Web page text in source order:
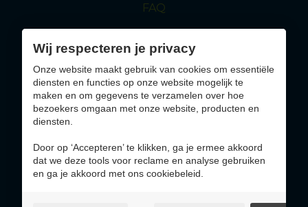
FAQ
maasmechelen.be
visitmaasmechelen.be
Solliciteer nu
passen?
Inschrijven
Wij respecteren je privacy
Onze website maakt gebruik van cookies om essentiële
diensten en functies op onze website mogelijk te
maken en om gegevens te verzamelen over hoe
bezoekers omgaan met onze website, producten en
diensten.
Door op ‘Accepteren’ te klikken, ga je ermee akkoord
dat we deze tools voor reclame en analyse gebruiken
en ga je akkoord met ons cookiebeleid.